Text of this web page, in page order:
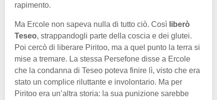
rapimento.
Ma Ercole non sapeva nulla di tutto ciò. Così liberò
Teseo, strappandogli parte della coscia e dei glutei.
Poi cercò di liberare Piritoo, ma a quel punto la terra si
mise a tremare. La stessa Persefone disse a Ercole
che la condanna di Teseo poteva finire lì, visto che era
stato un complice riluttante e involontario. Ma per
Piritoo era un’altra storia: la sua punizione sarebbe